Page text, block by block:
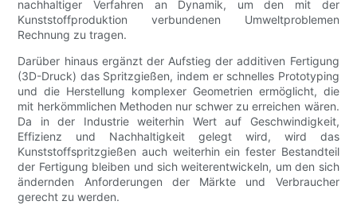
nachhaltiger Verfahren an Dynamik, um den mit der
Kunststoffproduktion verbundenen Umweltproblemen
Rechnung zu tragen.
Darüber hinaus ergänzt der Aufstieg der additiven Fertigung
(3D-Druck) das Spritzgießen, indem er schnelles Prototyping
und die Herstellung komplexer Geometrien ermöglicht, die
mit herkömmlichen Methoden nur schwer zu erreichen wären.
Da in der Industrie weiterhin Wert auf Geschwindigkeit,
Effizienz und Nachhaltigkeit gelegt wird, wird das
Kunststoffspritzgießen auch weiterhin ein fester Bestandteil
der Fertigung bleiben und sich weiterentwickeln, um den sich
ändernden Anforderungen der Märkte und Verbraucher
gerecht zu werden.